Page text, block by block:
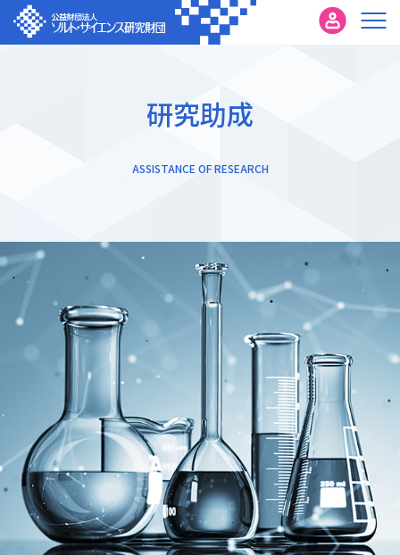
研究助成
ASSISTANCE OF RESEARCH